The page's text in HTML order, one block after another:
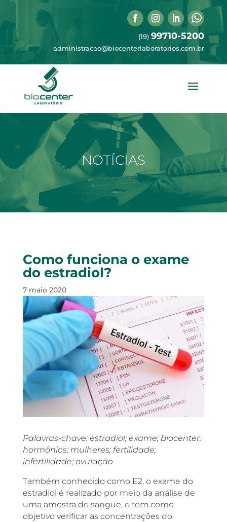
(19)99710-5200
administracao@biocenterlaboratorios.com.br
NOTÍCIAS
Como funciona o exame
do estradiol?
7 maio 2020
Palavras-chave: estradiol; exame; biocenter;
hormônios; mulheres; fertilidade;
infertilidade; ovulação
Também conhecido como E2, o exame do
estradiol é realizado por meio da análise de
uma amostra de sangue, e tem como
objetivo verificar as concentrações do